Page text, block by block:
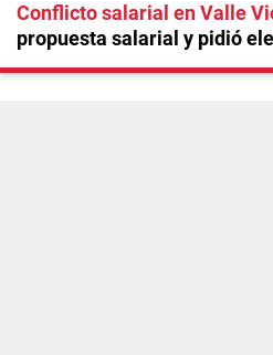
Conflicto salarial en Valle
propuesta salarial y pidió